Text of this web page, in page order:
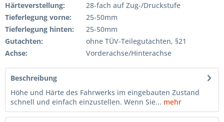
Härteverstellung:
28-fach auf Zug-/Druckstufe
Tieferlegung vorne:
25-50mm
Tieferlegung hinten:
25-50mm
Gutachten:
ohne TÜV-Teilegutachten, §21
Achse:
Vorderachse/Hinterachse
Beschreibung
Höhe und Härte des Fahrwerks im eingebauten Zustand
schnell und einfach einzustellen. Wenn Sie... mehr